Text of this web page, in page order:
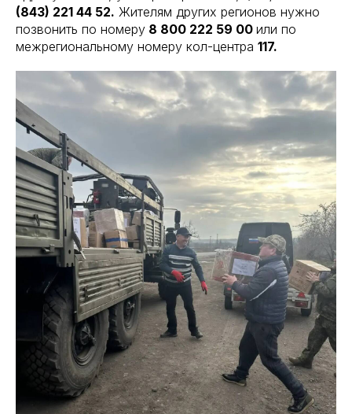
(843) 221 44 52. Жителям других регионов нужно
позвонить по номеру 8 800 222 59 00 или по
межрегиональному номеру кол-центра 117.